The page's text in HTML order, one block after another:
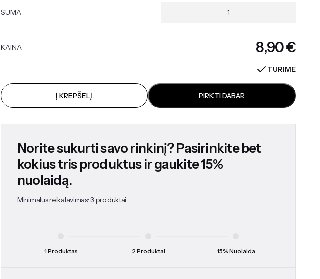
SUMA
KAINA €
TURIME
Į KREPŠELĮ PIRKTI DABAR
Norite sukurti savo rinkinį? Pasirinkite bet
kokius tris produktus ir gaukite 15%
nuolaidą.
Minimalus reikalavimas: 3 produktai.
1 Produktas 2 Produktai 15% Nuolaida